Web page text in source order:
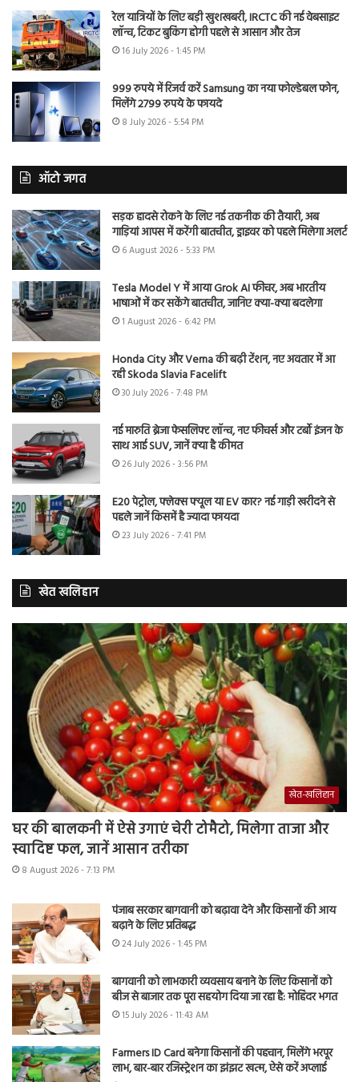
रेल यात्रियों के लिए बड़ी खुशखबरी, IRCTC की नई वेबसाइट
लॉन्च, टिकट बुकिंग होगी पहले से आसान और तेज
16 July 2026 - 1:45 PM
999 रुपये में रिजर्व करें Samsung का नया फोल्डेबल फोन,
मिलेंगे 2799 रुपये के फायदे
8 July 2026 - 5:54 PM
ऑटो जगत
सड़क हादसे रोकने के लिए नई तकनीक की तैयारी, अब
गाड़ियां आपस में करेंगी बातचीत, ड्राइवर को पहले मिलेगा अलर्ट
6 August 2026 - 5:33 PM
Tesla Model Y में आया Grok AI फीचर, अब भारतीय
भाषाओं में कर सकेंगे बातचीत, जानिए क्या-क्या बदलेगा
1 August 2026 - 6:42 PM
Honda City और Verna की बढ़ी टेंशन, नए अवतार में आ
रही Skoda Slavia Facelift
30 July 2026 - 7:48 PM
नई मारुति ब्रेजा फेसलिफ्ट लॉन्च, नए फीचर्स और टर्बो इंजन के
साथ आई SUV, जानें क्या है कीमत
26 July 2026 - 3:56 PM
E20 पेट्रोल, फ्लेक्स फ्यूल या EV कार? नई गाड़ी खरीदने से
पहले जानें किसमें है ज्यादा फायदा
23 July 2026 - 7:41 PM
खेत खलिहान
खेत-खलिहान
घर की बालकनी में ऐसे उगाएं चेरी टोमैटो, मिलेगा ताजा और
स्वादिष्ट फल, जानें आसान तरीका
8 August 2026 - 7:13 PM
पंजाब सरकार बागवानी को बढ़ावा देने और किसानों की आय
बढ़ाने के लिए प्रतिबद्ध
24 July 2026 - 1:45 PM
बागवानी को लाभकारी व्यवसाय बनाने के लिए किसानों को
बीज से बाजार तक पूरा सहयोग दिया जा रहा है: मोहिंदर भगत
15 July 2026 - 11:43 AM
Farmers ID Card बनेगा किसानों की पहचान, मिलेंगे भरपूर
लाभ, बार-बार रजिस्ट्रेशन का झंझट खत्म, ऐसे करें अप्लाई